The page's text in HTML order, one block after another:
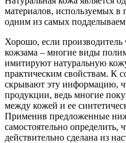
материалов, используемых
одним из самых
Хорошо, если производитель
кожзама – многие виды
имитируют натуральную
практическим свойствам. К
скрывают эту информацию,
продукции, ведь многие
между кожей и ее
Применив предложенные
самостоятельно определить,
действительно сделана из